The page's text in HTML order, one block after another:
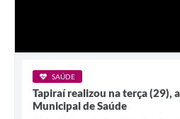
IPTU PREMIADO
LGPD
SAÚDE
Tapiraí realizou na terça (29),
Municipal de Saúde